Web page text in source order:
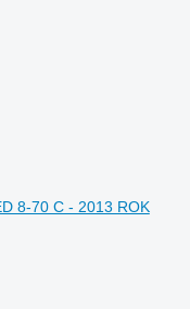
8-70 C - 2013 ROK